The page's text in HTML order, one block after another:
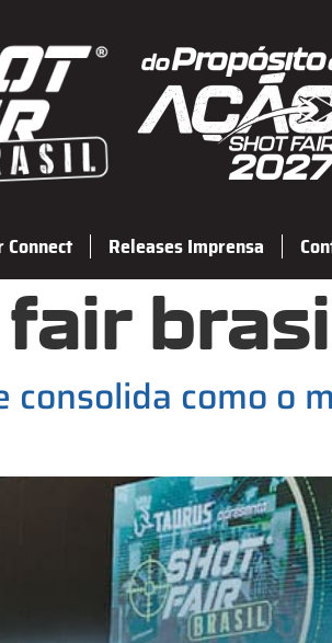
Releases Imprensa
consolida como